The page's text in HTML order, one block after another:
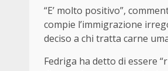
“E’ molto positivo”,
compie l’immigrazione
deciso a chi tratta carne
Fedriga ha detto di essere